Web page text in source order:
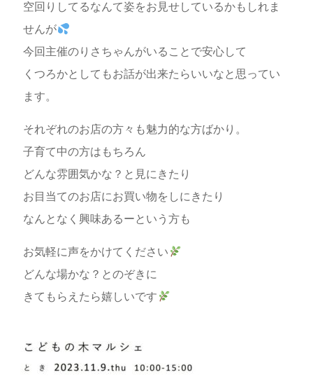
空回りしてるなんて姿をお見せしているかもしれま
せんが
今回主催のりさちゃんがいることで安心して
くつろかとしてもお話が出来たらいいなと思ってい
ます。
それぞれのお店の方々も魅力的な方ばかり。
子育て中の方はもちろん
どんな雰囲気かな？と見にきたり
お目当てのお店にお買い物をしにきたり
なんとなく興味あるーという方も
お気軽に声をかけてください
どんな場かな？とのぞきに
きてもらえたら嬉しいです